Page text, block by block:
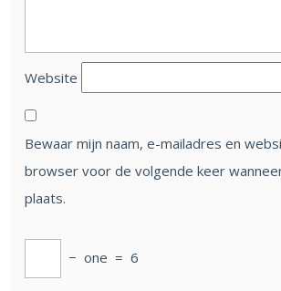
Website
Bewaar mijn naam, e-mailadres en
browser voor de volgende keer
plaats.
− one = 6